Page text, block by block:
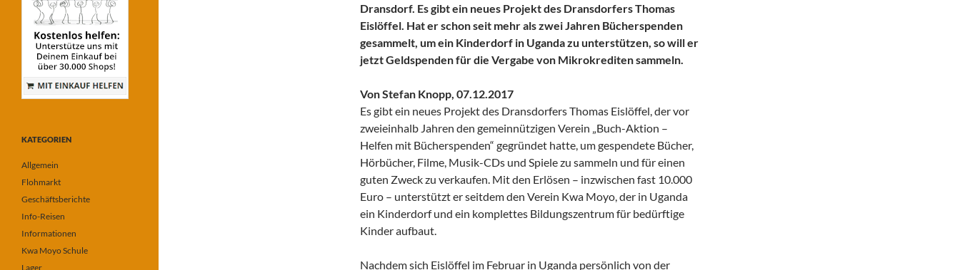
Dransdorf. Es gibt ein neues Projekt des Dransdorfers Thomas
Eislöffel. Hat er schon seit mehr als zwei Jahren Bücherspenden
gesammelt, um ein Kinderdorf in Uganda zu unterstützen, so will er
jetzt Geldspenden für die Vergabe von Mikrokrediten sammeln.
Von Stefan Knopp, 07.12.2017
Es gibt ein neues Projekt des Dransdorfers Thomas Eislöffel, der vor
zweieinhalb Jahren den gemeinnützigen Verein „Buch-Aktion –
Helfen mit Bücherspenden“ gegründet hatte, umgespendete Bücher,
Hörbücher, Filme, Musik-CDs und Spiele zu sammeln und für einen
guten Zweck zu verkaufen. Mit den Erlösen – inzwischen fast 10.000
Euro – unterstützt er seitdem den Verein Kwa Moyo, der in Uganda
ein Kinderdorf und ein komplettes Bildungszentrum für bedürftige
Kinder aufbaut.
Nachdem sich Eislöffel im Februar in Uganda persönlich von der
KATEGORIEN
Allgemein
Flohmarkt
Geschäftsberichte
Info-Reisen
Informationen
Kwa Moyo Schule
Lager